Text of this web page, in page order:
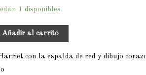
1 disponibles
Añadir al carrito
con la espalda de red y dibujo